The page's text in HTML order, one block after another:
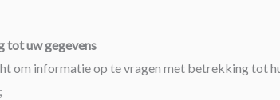
tot uw gegevens
om informatie op te vragen met betrekking tot